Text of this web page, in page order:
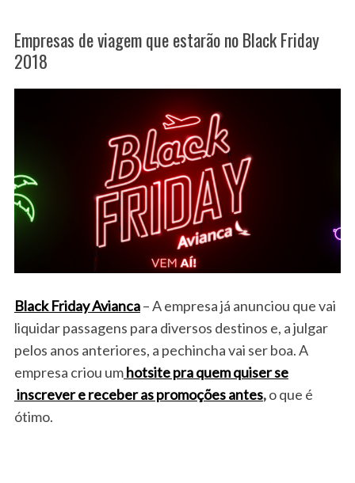
Empresas de viagem que estarão no Black Friday
2018
Black Friday Avianca– A empresa já anunciou que vai
liquidar passagens para diversos destinos e, a julgar
pelos anos anteriores, a pechincha vai ser boa. A
empresa criou umhotsite pra quem quiser se
inscrever e receber as promoções antes,o que é
ótimo.